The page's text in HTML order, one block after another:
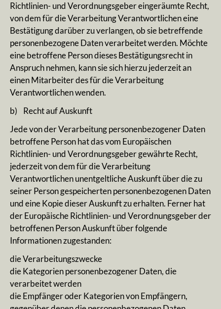
Richtlinien- und Verordnungsgeber eingeräumte Recht,
von dem für die Verarbeitung Verantwortlichen eine
Bestätigung darüber zu verlangen, ob sie betreffende
personenbezogene Daten verarbeitet werden. Möchte
eine betroffene Person dieses Bestätigungsrecht in
Anspruch nehmen, kann sie sich hierzu jederzeit an
einen Mitarbeiter des für die Verarbeitung
Verantwortlichen wenden.
b) Recht auf Auskunft
Jede von der Verarbeitung personenbezogener Daten
betroffene Person hat das vom Europäischen
Richtlinien- und Verordnungsgeber gewährte Recht,
jederzeit von dem für die Verarbeitung
Verantwortlichen unentgeltliche Auskunft über die zu
seiner Person gespeicherten personenbezogenen Daten
und eine Kopie dieser Auskunft zu erhalten. Ferner hat
der Europäische Richtlinien- und Verordnungsgeber der
betroffenen Person Auskunft über folgende
Informationen zugestanden:
die Verarbeitungszwecke
die Kategorien personenbezogener Daten, die
verarbeitet werden
die Empfänger oder Kategorien von Empfängern,